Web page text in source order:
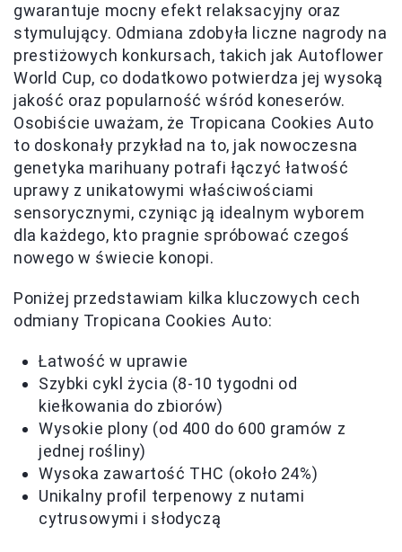
gwarantuje mocny efekt relaksacyjny oraz
stymulujący. Odmiana zdobyła liczne nagrody na
prestiżowych konkursach, takich jak Autoflower
World Cup, co dodatkowo potwierdza jej wysoką
jakość oraz popularność wśród koneserów.
Osobiście uważam, że Tropicana Cookies Auto
to doskonały przykład na to, jak nowoczesna
genetyka marihuany potrafi łączyć łatwość
uprawy z unikatowymi właściwościami
sensorycznymi, czyniąc ją idealnym wyborem
dla każdego, kto pragnie spróbować czegoś
nowego w świecie konopi.
Poniżej przedstawiam kilka kluczowych cech
odmiany Tropicana Cookies Auto:
Łatwość w uprawie
Szybki cykl życia (8-10 tygodni od
kiełkowania do zbiorów)
Wysokie plony (od 400 do 600 gramów z
jednej rośliny)
Wysoka zawartość THC (około 24%)
Unikalny profil terpenowy z nutami
cytrusowymi i słodyczą